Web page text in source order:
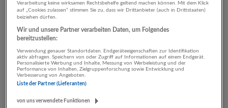
1 Bau Mechatronik /
Automatisierung
Verarbeitung keine wirksamen Rechtsbehelfe geltend machen können. Mit dem Klick
auf „Cookies zulassen“ stimmen Sie zu, dass wir Drittanbieter (auch in Drittstaaten)
beiziehen dürfen.
Wir und unsere Partner verarbeiten Daten, um Folgendes
bereitzustellen:
Verwendung genauer Standortdaten. Endgeräteeigenschaften zur Identifikation
aktiv abfragen. Speichern von oder Zugriff auf Informationen auf einem Endgerät.
Personalisierte Werbung und Inhalte, Messung von Werbeleistung und der
Performance von Inhalten, Zielgruppenforschung sowie Entwicklung und
Verbesserung von Angeboten.
Liste der Partner (Lieferanten)
von uns verwendete Funktionen